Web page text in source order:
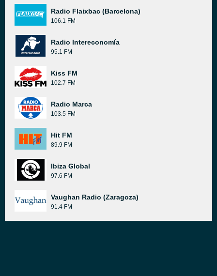
Radio Flaixbac (Barcelona)
106.1 FM
Radio Intereconomía
95.1 FM
Kiss FM
102.7 FM
Radio Marca
103.5 FM
Hit FM
89.9 FM
Ibiza Global
97.6 FM
Vaughan Radio (Zaragoza)
91.4 FM